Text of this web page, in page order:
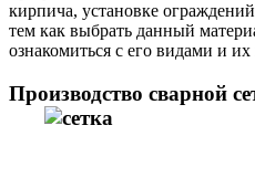
кирпича, установке
тем как выбрать данный
ознакомиться с его видами и их
Производство сварной